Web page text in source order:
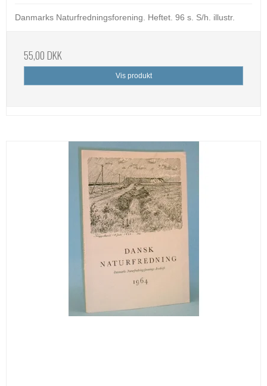
Danmarks Naturfredningsforening. Heftet. 96 s. S/h. illustr.
55,00 DKK
Vis produkt